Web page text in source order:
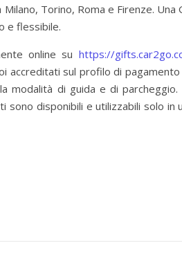
Torino, Roma e Firenze.
e flessibile.
online su https://
accreditati sul profilo di
modalità di guida e di
disponibili e utilizzabili solo in